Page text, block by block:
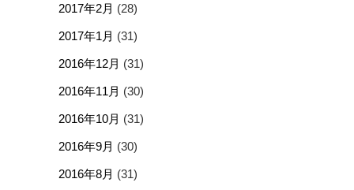
2017年2月 (28)
2017年1月 (31)
2016年12月 (31)
2016年11月 (30)
2016年10月 (31)
2016年9月 (30)
2016年8月 (31)